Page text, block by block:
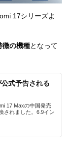
17シリーズよ
徴の機種となって
式予告される
17 Maxの中国発売
されました。6.9イン